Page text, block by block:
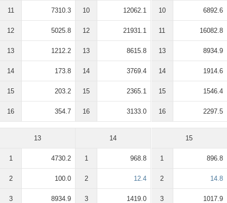
11 7310.3
12 5025.8
13 1212.2
14 173.8
15 203.2
16 354.7
10 12062.1
12 21931.1
13 8615.8
14 3769.4
15 2365.1
16 3133.0
10 6892.6
11 16082.8
13 8934.9
14 1914.6
15 1546.4
16 2297.5
13
1 4730.2
2 100.0
3 8934.9
14
1 968.8
2 12.4
3 1419.0
15
1 896.8
2 14.8
3 1017.9